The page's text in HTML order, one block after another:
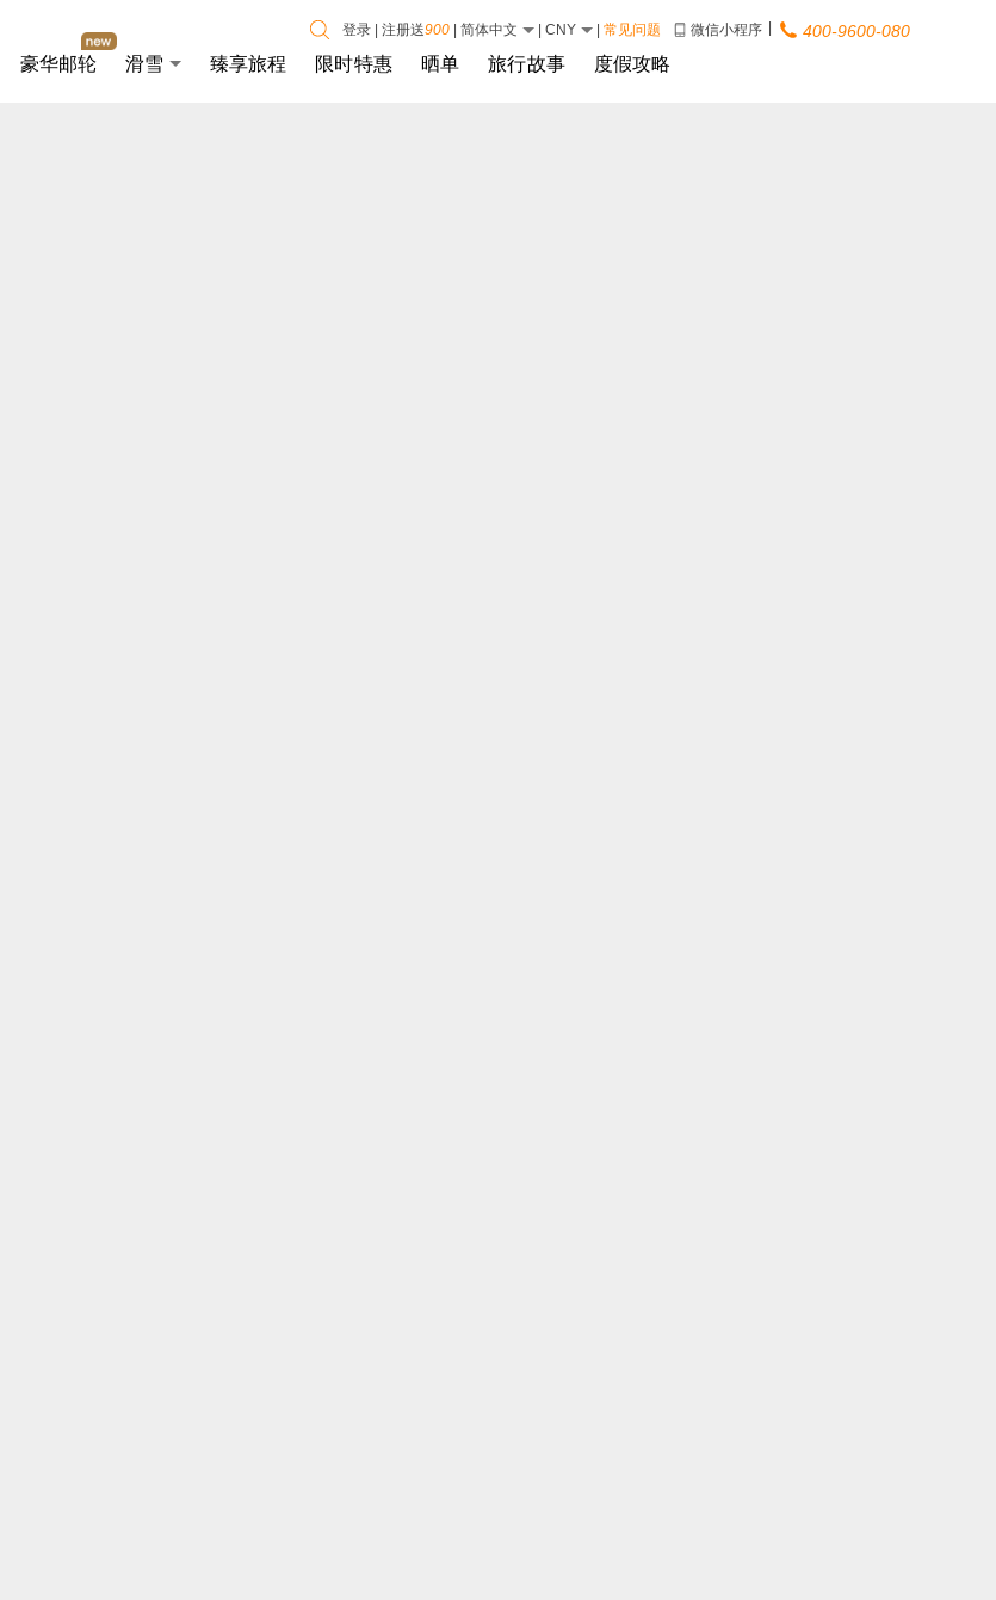
豪华邮轮 滑雪 臻享旅程 限时特惠 晒单 旅行故事 度假攻略
登录 | 注册送900 | 简体中文 | CNY | 常见问题 400-9600-080
微信小程序